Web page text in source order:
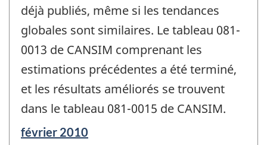
déjà publiés, même si les tendances
globales sont similaires. Le tableau 081-
0013 de CANSIM comprenant les
estimations précédentes a été terminé,
et les résultats améliorés se trouvent
dans le tableau 081-0015 de CANSIM.
Période
février 2010